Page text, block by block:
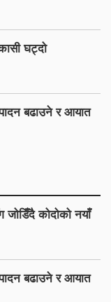
घट्दो
बढाउने र आयात
जोडिँदै कोदोको नयाँ
बढाउने र आयात